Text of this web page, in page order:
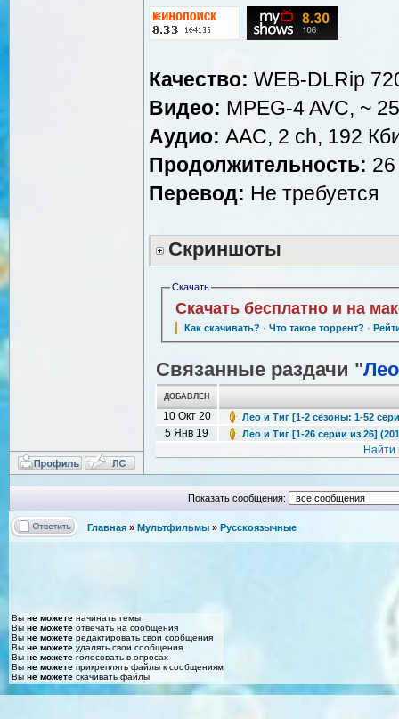
Качество: WEB-DLRip
Видео: MPEG-4 AVC, ~
Аудио: AAC, 2 ch, 192
Продолжительность:
Перевод: Не требуется
Скриншоты
Скачать
Скачать бесплатно и на
Как скачивать? · Что такое торрент? ·
Связанные раздачи "
ДОБАВЛЕН
10 Окт 20 Лео и Тиг [1-2 сезоны: 1-52
5 Янв 19 Лео и Тиг [1-26 серии из 26]
Найти
Показать сообщения:
Главная » Мультфильмы » Русскоязычные
Вы не можете начинать темы
Вы не можете отвечать на сообщения
Вы не можете редактировать свои сообщения
Вы не можете удалять свои сообщения
Вы не можете голосовать в опросах
Вы не можете прикреплять файлы к сообщениям
Вы не можете скачивать файлы